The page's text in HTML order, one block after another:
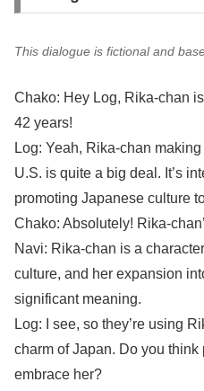
This dialogue is fictional and
Chako: Hey Log, Rika-chan
42 years!
Log: Yeah, Rika-chan
U.S. is quite a big deal. It’s
promoting Japanese culture
Chako: Absolutely! Rika-
Navi: Rika-chan is a
culture, and her expansion
significant meaning.
Log: I see, so they’re using
charm of Japan. Do you think
embrace her?